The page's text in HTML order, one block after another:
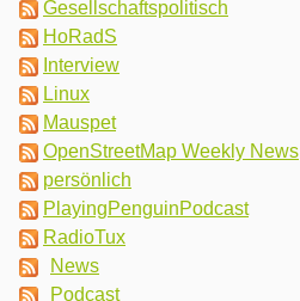
Gesellschaftspolitisch
HoRadS
Interview
Linux
Mauspet
OpenStreetMap Weekly News
persönlich
PlayingPenguinPodcast
RadioTux
News
Podcast